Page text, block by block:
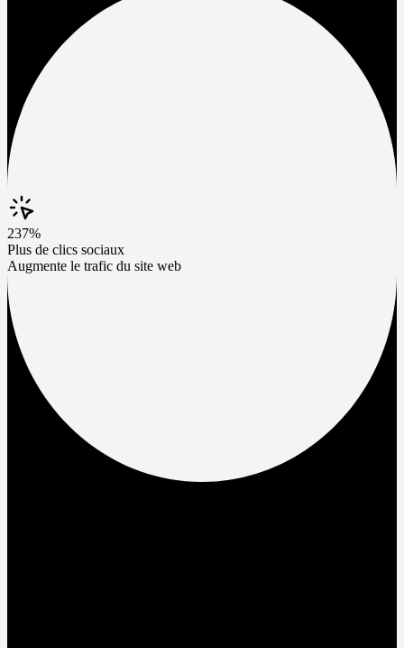
237%
Plus de clics sociaux
Augmente le trafic du site web